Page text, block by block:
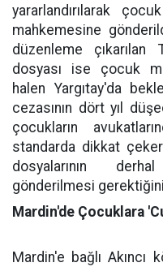
yararlandırılarak
mahkemesine
düzenleme
dosyası ise çocuk
halen Yargıtay'da
cezasının dört yıl
çocukların
standarda dikkat
dosyalarının
gönderilmesi
Mardin'de Çocuklara
Mardin'e bağlı Akıncı